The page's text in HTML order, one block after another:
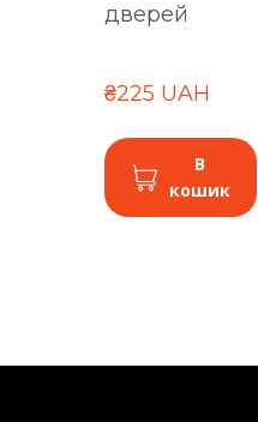
дверей
₴225 UAH
В
кошик